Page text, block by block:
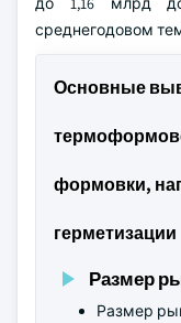
среднегодовом
Основные
формовки,
герметизации
Размер
Размер